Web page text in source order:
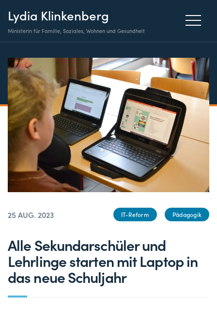
Lydia Klinkenberg
Ministerin für Familie, Soziales, Wohnen und Gesundheit
25 AUG. 2023 IT-Reform Pädagogik
Alle Sekundarschüler und
Lehrlinge starten mit Laptop in
das neue Schuljahr